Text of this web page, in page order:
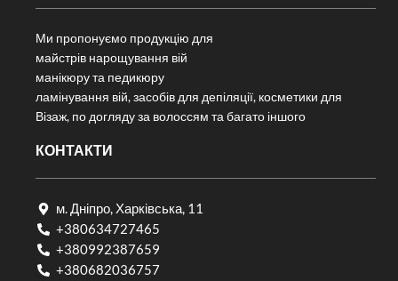
Ми пропонуємо продукцію для
майстрів нарощування вій
манікюру та педикюру
ламінування вій, засобів для депіляції, косметики для
Візаж, по догляду за волоссям та багато іншого
КОНТАКТИ
м. Дніпро, Харківська, 11
+380634727465
+380992387659
+380682036757​